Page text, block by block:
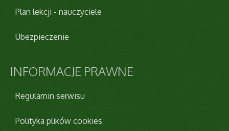
Plan lekcji - nauczyciele
Ubezpieczenie
INFORMACJE PRAWNE
Regulamin serwisu
Polityka plików cookies